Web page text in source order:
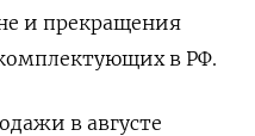
и прекращения
в РФ.
в августе